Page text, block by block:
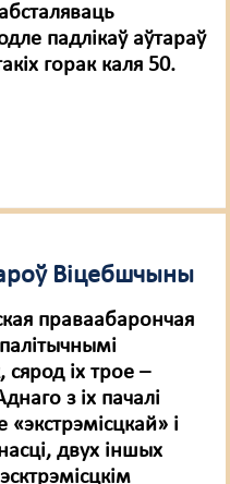
падлікаў аўтараў
горак каля 50.
Віцебшчыны
праваабарончая
іх трое –
з іх пачалі
«экстрэмісцкай» і
двух іншых